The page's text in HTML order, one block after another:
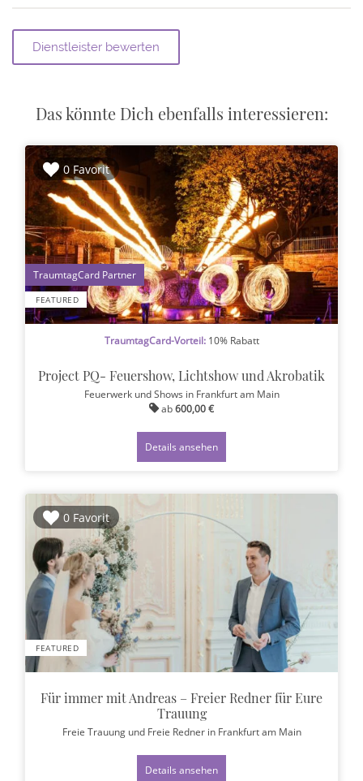
Das könnte Dich ebenfalls interessieren:
0 Favorit
FEATURED
1
TraumtagCard-Vorteil:10% Rabatt
Project PQ- Feuershow, Lichtshow und Akrobatik
Feuerwerk und Shows in Frankfurt am Main
ab600,00 €
Details ansehen
0 Favorit
FEATURED
Für immer mit Andreas – Freier Redner für Eure
Trauung
Freie Trauung und Freie Redner in Frankfurt am Main
Details ansehen